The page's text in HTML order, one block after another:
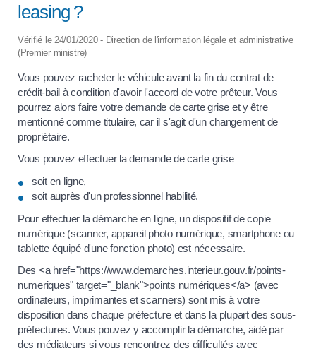
leasing ?
Vérifié le 24/01/2020 - Direction de l'information légale et administrative
(Premier ministre)
Vous pouvez racheter le véhicule avant la fin du contrat de
crédit-bail à condition d'avoir l'accord de votre prêteur. Vous
pourrez alors faire votre demande de carte grise et y être
mentionné comme titulaire, car il s'agit d'un changement de
propriétaire.
Vous pouvez effectuer la demande de carte grise
soit en ligne,
soit auprès d'un professionnel habilité.
Pour effectuer la démarche en ligne, un dispositif de copie
numérique (scanner, appareil photo numérique, smartphone ou
tablette équipé d'une fonction photo) est nécessaire.
Des <a href="https://www.demarches.interieur.gouv.fr/points-
numeriques" target="_blank">points numériques</a> (avec
ordinateurs, imprimantes et scanners) sont mis à votre
disposition dans chaque préfecture et dans la plupart des sous-
préfectures. Vous pouvez y accomplir la démarche, aidé par
des médiateurs si vous rencontrez des difficultés avec